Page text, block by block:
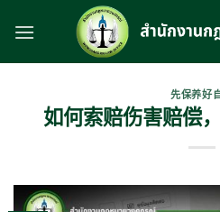
先保养好
如何索赔伤害赔偿